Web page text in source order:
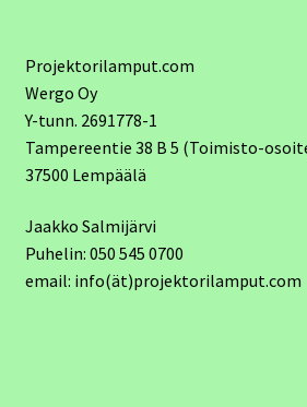
Projektorilamput.com
Wergo Oy
Y-tunn. 2691778-1
Tampereentie 38 B 5 (Toimisto-
37500 Lempäälä
Jaakko Salmijärvi
Puhelin: 050 545 0700
email: info(ät)projektorilamput.com